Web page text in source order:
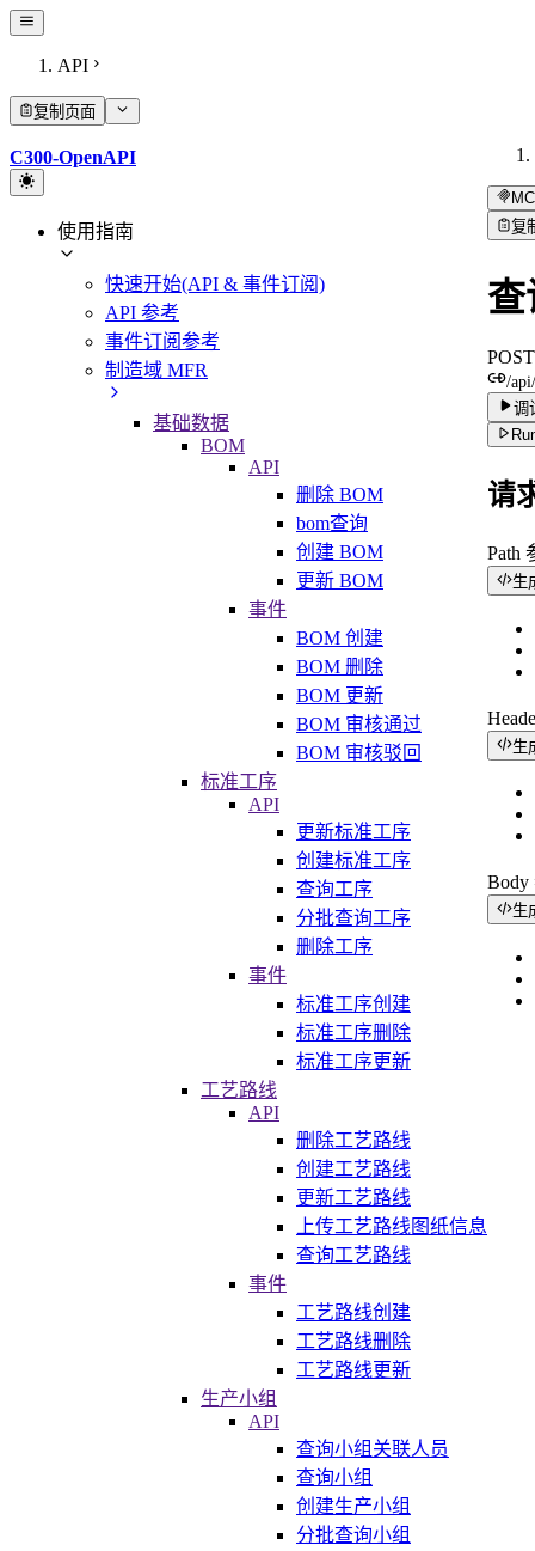
API
复制页面
C300-OpenAPI
使用指南
快速开始(API & 事件订阅)
API 参考
事件订阅参考
制造域 MFR
基础数据
BOM
API
删除 BOM
bom查询
创建 BOM
更新 BOM
事件
BOM 创建
BOM 删除
BOM 更新
BOM 审核通过
BOM 审核驳回
标准工序
API
更新标准工序
创建标准工序
查询工序
分批查询工序
删除工序
事件
标准工序创建
标准工序删除
标准工序更新
工艺路线
API
删除工艺路线
创建工艺路线
更新工艺路线
上传工艺路线图纸信息
查询工艺路线
事件
工艺路线创建
工艺路线删除
工艺路线更新
生产小组
API
查询小组关联人员
查询小组
创建生产小组
分批查询小组
复
查
POST
/
调
请
Path
生
生
Body
生